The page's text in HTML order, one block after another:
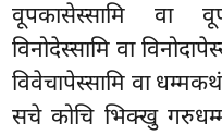
वूपकासेस्सामि वा
विनोदेस्सामि वा
विवेचापेस्सामि वा
सचे कोचि भिक्खु गरुधम्मं